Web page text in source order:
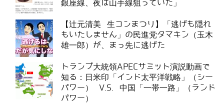
銀座線、夜は山手線狙っていた」
【辻元清美 生コンまつり】「逃げも隠れ
もいたしません」の民進党タマキン（玉木
雄一郎）が、まっ先に逃げた
トランプ大統領APECサミット演説動画で
知る：日米印「インド太平洋戦略」（シー
パワー） V.S. 中国「一帯一路」（ランド
パワー）